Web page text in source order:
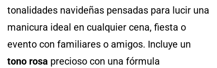
tonalidades navideñas pensadas para lucir una
manicura ideal en cualquier cena, fiesta o
evento con familiares o amigos. Incluye un
tono rosa precioso con una fórmula